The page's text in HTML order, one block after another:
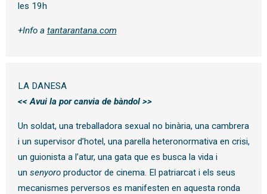
les 19h
+Info a tantarantana.com
LA DANESA
<< Avui la por canvia de bàndol >>
Un soldat, una treballadora sexual no binària, una cambrera
i un supervisor d’hotel, una parella heteronormativa en crisi,
un guionista a l’atur, una gata que es busca la vida i
un senyoro productor de cinema. El patriarcat i els seus
mecanismes perversos es manifesten en aquesta ronda